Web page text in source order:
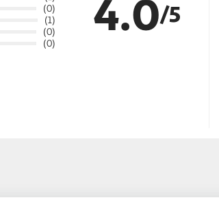
(0)
(1)
(0)
(0)
4.0/5